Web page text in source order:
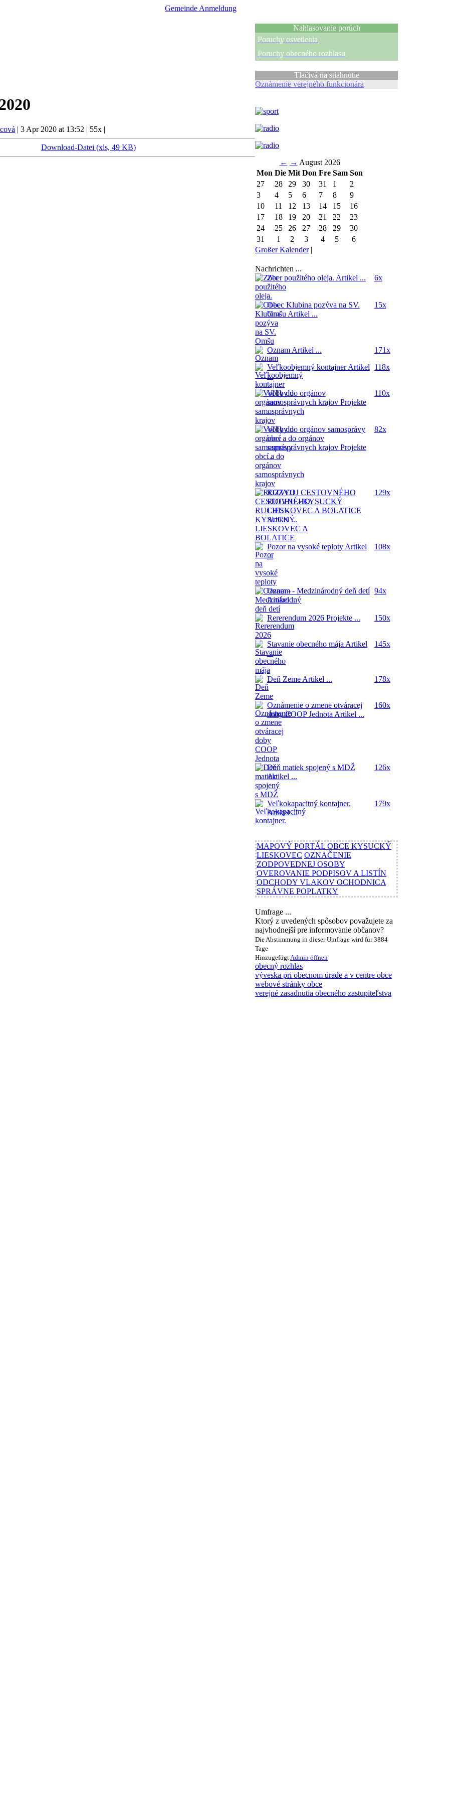
Gemeinde Anmeldung
| 3 Apr 2020 at 13:52 | 55x |
Download-Datei (xls, 49 KB)
Nahlasovanie porúch
Poruchy osvetlenia
Poruchy obecného rozhlasu
Tlačivá na stiahnutie
Oznámenie verejného funkcionára
← → August 2026
Mon Die Mit Don Fre Sam Son
27
28 29 30 31 1
2
3
4 5 6 7 8
9
10
11 12 13 14 15
16
17
18 19 20 21 22
23
24
25 26 27 28 29
30
31
1 2 3 4 5
6
Großer Kalender|
Nachrichten ...
Zber použitého oleja. Artikel ... 6x
Obec Klubina pozýva na SV.
Omšu Artikel ...
15x
Oznam Artikel ...
171x
Veľkoobjemný kontajnerArtikel
...
118x
Voľby do orgánov
samosprávnych krajov Projekte
...
110x
Voľby do orgánov samosprávy
obcí a do orgánov
samosprávnych krajov Projekte
...
82x
ROZVOJ CESTOVNÉHO
RUCHU - KYSUCKÝ
LIESKOVEC A BOLATICE
Artikel ...
129x
Pozor na vysoké teploty Artikel
...
108x
Oznam - Medzinárodný deň detí
Artikel ...
94x
Rererendum 2026 Projekte ... 150x
Stavanie obecného mája Artikel
...
145x
Deň Zeme Artikel ... 178x
Oznámenie o zmene otváracej
doby COOP Jednota Artikel ...
160x
Deň matiek spojený s MDŽ
Artikel ...
126x
Veľkokapacitný kontajner.
Artikel ...
179x
MAPOVÝ PORTÁL OBCE KYSUCKÝ
LIESKOVEC OZNAČENIE
ZODPOVEDNEJ OSOBY
OVEROVANIE PODPISOV A LISTÍN
ODCHODY VLAKOV OCHODNICA
SPRÁVNE POPLATKY
Umfrage ...
Ktorý z uvedených spôsobov považujete za
najvhodnejší pre informovanie občanov?
Die Abstimmung in dieser Umfrage wird für 3884
Tage
HinzugefügtAdmin öffnen
obecný rozhlas
výveska pri obecnom úrade a v centre obce
webové stránky obce
verejné zasadnutia obecného zastupiteľstva